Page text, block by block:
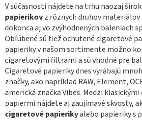
d
a
c
i
e
p
r
v
k
y
V súčasnosti nájdete na trhu naozaj
papierikovz rôznych druhov materiálov
dokonca aj vo zvýhodnených baleniach
Obľúbené sú tiež ochutené cigaretové
papieriky v našom sortimente možno
cigaretovými filtrami a sú vhodné pre
Cigaretové papieriky dnes vyrábajú
značky, ako napríklad RAW, Element,
americká značka Vibes. Medzi
papiermi nájdete aj zaujímavé skvosty,
cigaretové papierikyalebo papieriky s